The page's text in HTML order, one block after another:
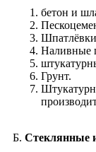
бетон и
Шпатлёвки
Наливные
Грунт.
Б. Стеклянные